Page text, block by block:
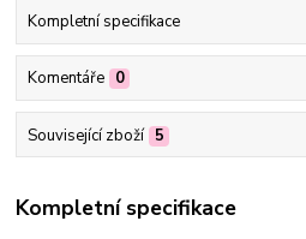
Kompletní specifikace
Komentáře 0
Související zboží 5
Kompletní specifikace